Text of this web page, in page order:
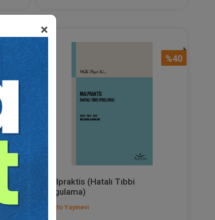
×
%40
Malpraktis (Hatalı Tıbbi
Uygulama)
Aristo Yayınevi